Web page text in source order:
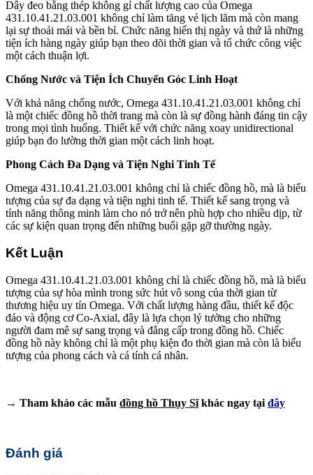
Dây đeo bằng thép không gỉ chất lượng cao của Omega
431.10.41.21.03.001 không chỉ làm tăng vẻ lịch lãm mà còn mang
lại sự thoải mái và bền bỉ. Chức năng hiển thị ngày và thứ là những
tiện ích hàng ngày giúp bạn theo dõi thời gian và tổ chức công việc
một cách thuận lợi.
Chống Nước và Tiện Ích Chuyển Góc Linh Hoạt
Với khả năng chống nước, Omega 431.10.41.21.03.001 không chỉ
là một chiếc đồng hồ thời trang mà còn là sự đồng hành đáng tin cậy
trong mọi tình huống. Thiết kế với chức năng xoay unidirectional
giúp bạn đo lường thời gian một cách linh hoạt.
Phong Cách Đa Dạng và Tiện Nghi Tinh Tế
Omega 431.10.41.21.03.001 không chỉ là chiếc đồng hồ, mà là biểu
tượng của sự đa dạng và tiện nghi tinh tế. Thiết kế sang trọng và
tính năng thông minh làm cho nó trở nên phù hợp cho nhiều dịp, từ
các sự kiện quan trọng đến những buổi gặp gỡ thường ngày.
Kết Luận
Omega 431.10.41.21.03.001 không chỉ là chiếc đồng hồ, mà là biểu
tượng của sự hòa mình trong sức hút vô song của thời gian từ
thương hiệu uy tín Omega. Với chất lượng hàng đầu, thiết kế độc
đáo và động cơ Co-Axial, đây là lựa chọn lý tưởng cho những
người đam mê sự sang trọng và đẳng cấp trong đồng hồ. Chiếc
đồng hồ này không chỉ là một phụ kiện đo thời gian mà còn là biểu
tượng của phong cách và cá tính cá nhân.
→ Tham khảo các mẫu đồng hồ Thụy Sĩkhác ngay tại đây
Đánh giá